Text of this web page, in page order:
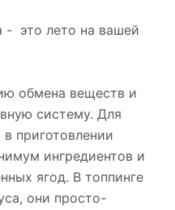
- это лето на вашей
обмена веществ и
систему. Для
приготовлении
ингредиентов и
ягод. В топпинге
они просто-